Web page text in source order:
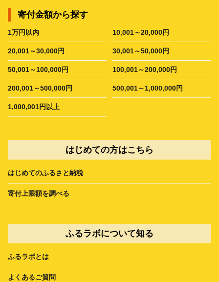
寄付金額から探す
1万円以内 10,001～20,000円
20,001～30,000円 30,001～50,000円
50,001～100,000円 100,001～200,000円
200,001～500,000円 500,001～1,000,000円
1,000,001円以上
はじめての方はこちら
はじめてのふるさと納税
寄付上限額を調べる
ふるラボについて知る
ふるラボとは
よくあるご質問